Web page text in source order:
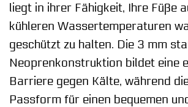
liegt in ihrer Fähigkeit, Ihre Füße
kühleren Wassertemperaturen
geschützt zu halten. Die 3 mm
Neoprenkonstruktion bildet eine
Barriere gegen Kälte, während
Passform für einen bequemen